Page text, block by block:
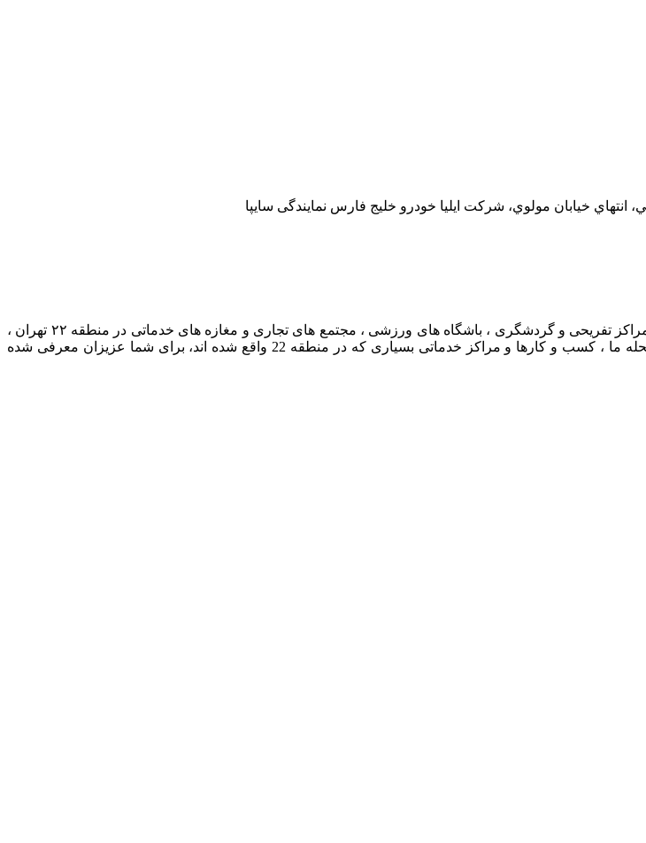
برای کسب اطلاعات بیشتر از مراکز پزشکی و درمانی، فرهنگی و آموزشی، خدمات عمومی، مراکز تفریحی و گردشگری ، باشگاه های ورزشی ، مجتمع های تجاری و مغازه های خدماتی در منطقه ۲۲ تهران ،
که راهنمای شهری تهران می باشد مراجعه نمایید. در وب سایت محله ما ، کسب و کارها و مراکز خدماتی بسیاری که در منطقه 22 واقع شده اند،‌ برای شما عزیزان معرفی شده